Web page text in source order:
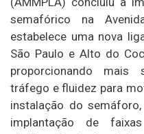
semafórico na
estabelece uma nova
São Paulo e Alto do
proporcionando mais
tráfego e fluidez para
instalação do
implantação de